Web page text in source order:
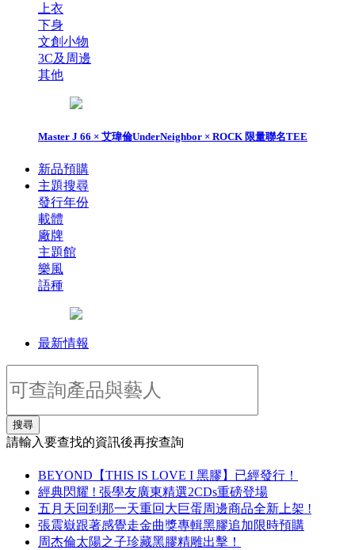
上衣
下身
文創小物
3C及周邊
其他
Master J 66 × 艾瑋倫UnderNeighbor × ROCK 限量聯名TEE
新品預購
主題搜尋
發行年份
載體
廠牌
主題館
樂風
語種
最新情報
搜尋
請輸入要查找的資訊後再按查詢
BEYOND【THIS IS LOVE I 黑膠】已經發行！
經典閃耀 ! 張學友廣東精選2CDs重磅登場
五月天回到那一天重回大巨蛋周邊商品全新上架 !
張震嶽跟著感覺走金曲獎專輯黑膠追加限時預購
周杰倫太陽之子珍藏黑膠精雕出擊！